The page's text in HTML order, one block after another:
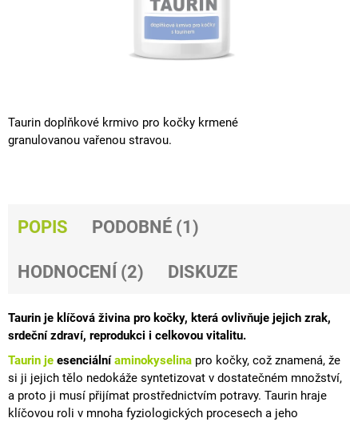
Taurin doplňkové krmivo pro kočky krmené
granulovanou vařenou stravou.
POPIS PODOBNÉ (1)
HODNOCENÍ (2) DISKUZE
Taurin je klíčová živina pro kočky, která ovlivňuje jejich zrak,
srdeční zdraví, reprodukci i celkovou vitalitu.
Taurin je esenciálníaminokyselina pro kočky, což znamená, že
si ji jejich tělo nedokáže syntetizovat v dostatečném množství,
a proto ji musí přijímat prostřednictvím potravy. Taurin hraje
klíčovou roli v mnoha fyziologických procesech a jeho
O
R
U
M
MAGNESIUM
100
-
300
DENNÍCH
DÁVEK
492
Kč